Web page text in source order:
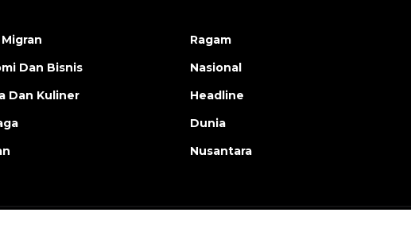
Dan Bisnis
Dan Kuliner
Ragam
Nasional
Headline
Dunia
Nusantara